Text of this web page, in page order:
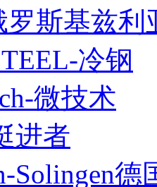
罗斯基兹利
冷钢
微技术
进者
Solingen德